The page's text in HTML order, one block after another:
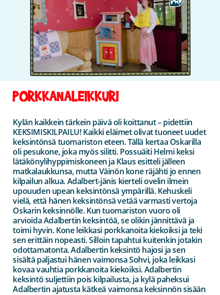
PORKKANALEIKKURI
Kylän kaikkein tärkein päivä oli koittanut – pidettiin
KEKSIMISKILPAILU! Kaikki eläimet olivat tuoneet uudet
keksintönsä tuomariston eteen. Tällä kertaa Oskarilla
oli pesukone, joka myös silitti. Possuäiti Helmi keksi
lätäkönylihyppimiskoneen ja Klaus esitteli jälleen
matkalaukkunsa, mutta Väinön kone räjähti jo ennen
kilpailun alkua. Adalbert-jänis kierteli ovelin ilmein
upouuden upean keksintönsä ympärillä. Kehuskeli
vielä, että hänen keksintönsä vetää varmasti vertoja
Oskarin keksinnölle. Kun tuomariston vuoro oli
arvioida Adalbertin keksintöä, se olikin jännittävä ja
toimi hyvin. Kone leikkasi porkkanoita kiekoiksi ja teki
sen erittäin nopeasti. Silloin tapahtui kuitenkin jotakin
odottamatonta. Adalbertin keksintö hajosi ja sen
sisältä paljastui hänen vaimonsa Sohvi, joka leikkasi
kovaa vauhtia porkkanoita kiekoiksi. Adalbertin
keksintö suljettiin pois kilpailusta, ja kylä paheksui
Adalbertin ajatusta kätkeä vaimonsa keksinnön sisään